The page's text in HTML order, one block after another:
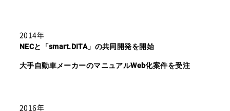
2014年
NECと「smart.DITA」の共同開発を開始
大手自動車メーカーのマニュアルWeb化案件を受注
2016年